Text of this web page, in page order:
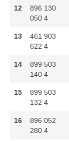
12
896 130
050 4
13
461 903
622 4
14
899 503
140 4
15
899 503
132 4
16
896 052
280 4